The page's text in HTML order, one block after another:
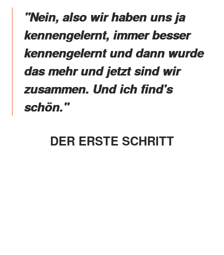
"Nein, also wir haben uns ja
kennengelernt, immer besser
kennengelernt und dann wurde
das mehr und jetzt sind wir
zusammen. Und ich find's
schön."
DER ERSTE SCHRITT